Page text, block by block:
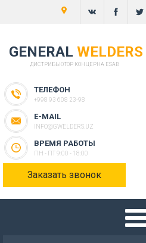
GENERAL WELDERS
ДИСТРИБЬЮТОР КОНЦЕРНА ESAB
ТЕЛЕФОН
+998 93 608 23-98
E-MAIL
INFO@GWELDERS.UZ
ВРЕМЯ РАБОТЫ
ПН - ПТ 9:00 - 18:00
Заказать звонок